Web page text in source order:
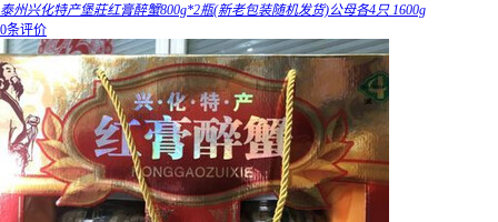
泰州兴化特产堡莊红膏醉蟹800g*2瓶(新老包装随机发货)公母各4只 1600g
0条评价